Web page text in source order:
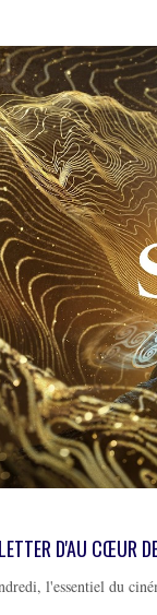
D'AU CŒUR
l'essentiel du